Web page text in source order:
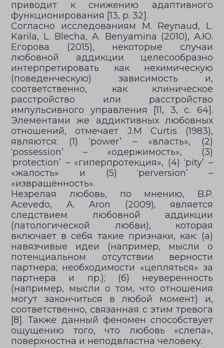
приводит к снижению адаптивного
функционирования [13, p. 32].
Согласно исследованиям M. Reynaud, L.
Karila, L. Blecha, A. Benyamina (2010), А.Ю.
Егорова (2015), некоторые случаи
любовной аддикции целесообразно
интерпретировать как нехимическую
(поведенческую) зависимость и,
соответственно, как клиническое
расстройство или расстройство
импульсивного управления [11, 3, с. 64].
Элементами же аддиктивных любовных
отношений, отмечает J.M Curtis (1983),
являются: (1) ‘power’ – «власть», (2)
‘possession’ – «одержимость», (3)
‘protection’ – «гиперпротекция», (4) ‘pity’ –
«жалость» и (5) ‘perversion’ –
«извращённость».
Незрелая любовь, по мнению, B.P.
Acevedo, A. Aron (2009), является
следствием любовной аддикции
(патологической любви), которая
включает в себя такие признаки, как: (а)
навязчивые идеи (например, мысли о
потенциальном отсутствии верности
партнера; необходимости «цепляться» за
партнера и пр.); (б) неуверенность
(например, мысли о том, что отношения
могут закончиться в любой момент) и,
соответственно, связанная с этим тревога
[8]. Также данный феномен способствует
ощущению того, что любовь «слепа»,
поверхностна и неподвластна человеку.